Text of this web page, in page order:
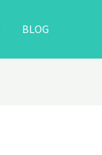
BLOG